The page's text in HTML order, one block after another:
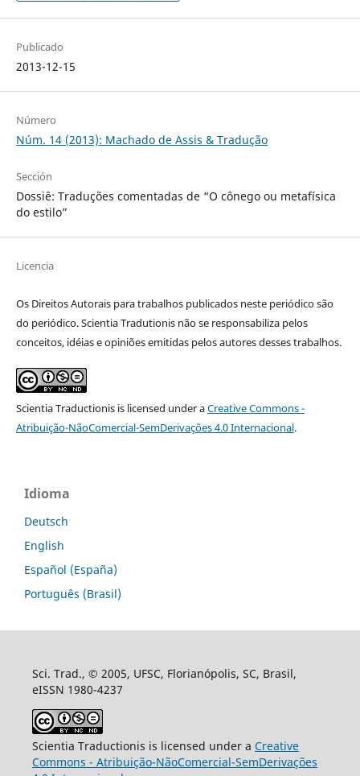
Publicado
2013-12-15
Número
Núm. 14 (2013): Machado de Assis & Tradução
Sección
Dossiê: Traduções comentadas de “O cônego ou metafísica
do estilo”
Licencia
Os Direitos Autorais para trabalhos publicados neste periódico são
do periódico. Scientia Tradutionis não se responsabiliza pelos
conceitos, idéias e opiniões emitidas pelos autores desses trabalhos.
Scientia Traductionisis licensed under aCreative Commons -
Atribuição-NãoComercial-SemDerivações 4.0 Internacional.
Idioma
Deutsch
English
Español (España)
Português (Brasil)
Sci. Trad., © 2005, UFSC, Florianópolis, SC, Brasil,
eISSN 1980-4237
Scientia Traductionis is licensed under a Creative
Commons - Atribuição-NãoComercial-SemDerivações